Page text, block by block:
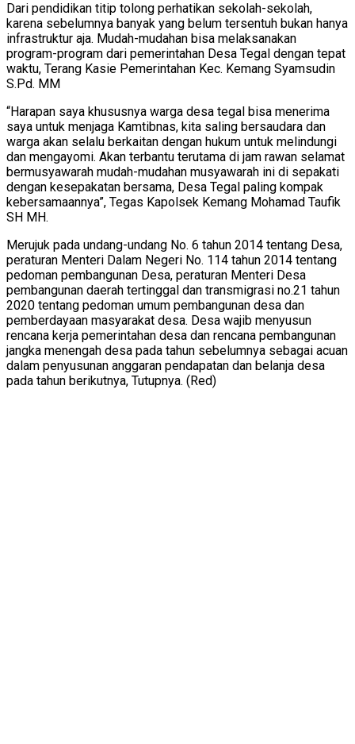
Dari pendidikan titip tolong perhatikan sekolah-sekolah,
karena sebelumnya banyak yang belum tersentuh bukan hanya
infrastruktur aja. Mudah-mudahan bisa melaksanakan
program-program dari pemerintahan Desa Tegal dengan tepat
waktu, Terang Kasie Pemerintahan Kec. Kemang Syamsudin
S.Pd. MM
“Harapan saya khususnya warga desa tegal bisa menerima
saya untuk menjaga Kamtibnas, kita saling bersaudara dan
warga akan selalu berkaitan dengan hukum untuk melindungi
dan mengayomi. Akan terbantu terutama di jam rawan selamat
bermusyawarah mudah-mudahan musyawarah ini di sepakati
dengan kesepakatan bersama, Desa Tegal paling kompak
kebersamaannya”, Tegas Kapolsek Kemang Mohamad Taufik
SH MH.
Merujuk pada undang-undang No. 6 tahun 2014 tentang Desa,
peraturan Menteri Dalam Negeri No. 114 tahun 2014 tentang
pedoman pembangunan Desa, peraturan Menteri Desa
pembangunan daerah tertinggal dan transmigrasi no.21 tahun
2020 tentang pedoman umum pembangunan desa dan
pemberdayaan masyarakat desa. Desa wajib menyusun
rencana kerja pemerintahan desa dan rencana pembangunan
jangka menengah desa pada tahun sebelumnya sebagai acuan
dalam penyusunan anggaran pendapatan dan belanja desa
pada tahun berikutnya, Tutupnya. (Red)